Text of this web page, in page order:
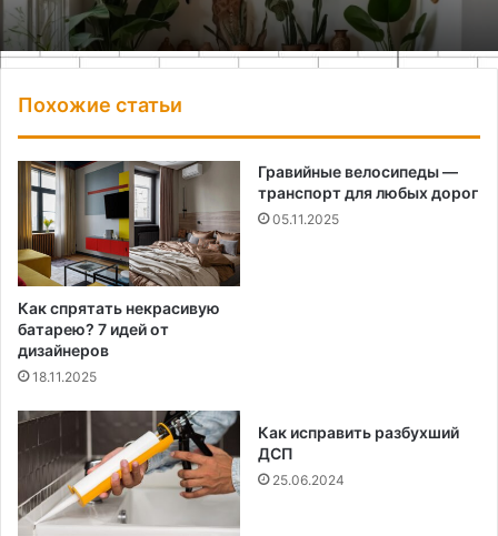
Похожие статьи
Как спрятать некрасивую
батарею? 7 идей от
дизайнеров
18.11.2025
Гравийные велосипеды —
транспорт для любых дорог
05.11.2025
Как исправить разбухший
ДСП
25.06.2024